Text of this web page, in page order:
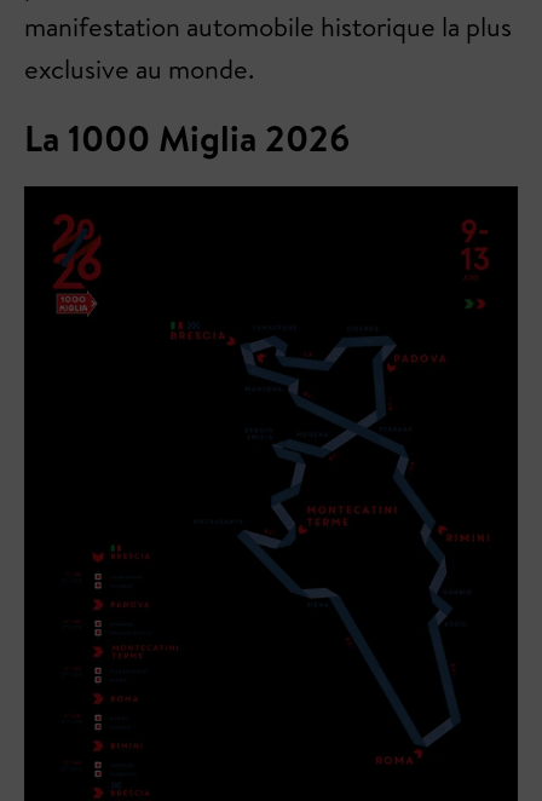
manifestation automobile historique la plus
exclusive au monde.
La 1000 Miglia 2026